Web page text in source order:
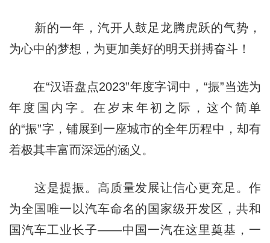
新的一年，汽开人鼓足龙腾虎跃的气势，
为心中的梦想，为更加美好的明天拼搏奋斗！
在“汉语盘点2023”年度字词中，“振”当选为
年度国内字。在岁末年初之际，这个简单
的“振”字，铺展到一座城市的全年历程中，却有
着极其丰富而深远的涵义。
这是提振。高质量发展让信心更充足。作
为全国唯一以汽车命名的国家级开发区，共和
国汽车工业长子——中国一汽在这里奠基，一